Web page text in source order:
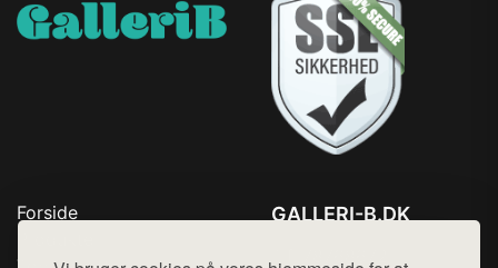
Forside
GALLERI-B.DK